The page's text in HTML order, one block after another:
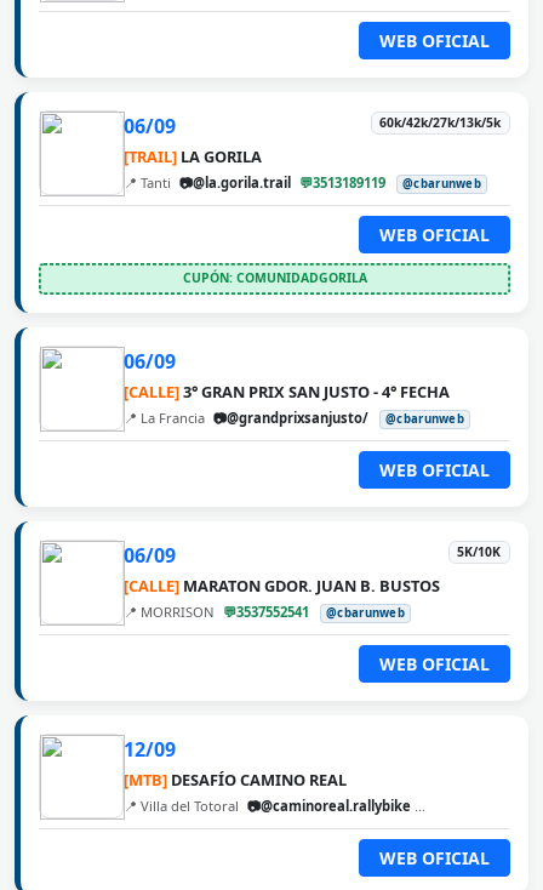
WEB OFICIAL
06/09 60k/42k/27k/13k/5k
[TRAIL] LA GORILA
📍 Tanti 📷@la.gorila.trail 💬3513189119 @cbarunweb
WEB OFICIAL
CUPÓN: COMUNIDADGORILA
06/09
[CALLE]3° GRAN PRIX SAN JUSTO - 4° FECHA
📍 La Francia 📷@grandprixsanjusto/ @cbarunweb
WEB OFICIAL
06/09 5K/10K
[CALLE] MARATON GDOR. JUAN B. BUSTOS
📍 MORRISON 💬3537552541 @cbarunweb
WEB OFICIAL
12/09
[MTB] DESAFÍO CAMINO REAL
📍 Villa del Totoral 📷@caminoreal.rallybike
WEB OFICIAL